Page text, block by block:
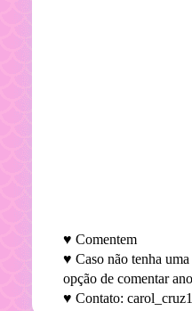
♥ Comentem
♥ Caso não tenha
opção de comentar
♥ Contato: